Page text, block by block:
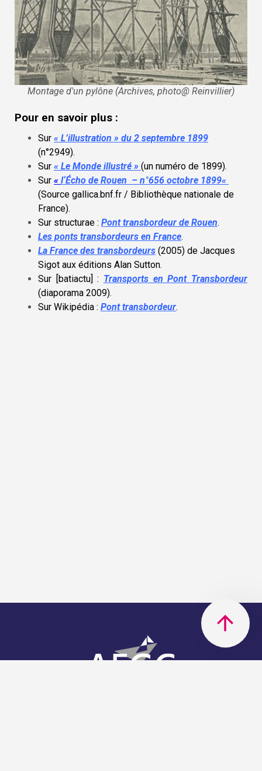
Montage d'un pylône (Archives, photo@ Reinvillier)
Pour en savoir plus :
Sur « L’illustration » du 2 septembre 1899
(n°2949).
Sur « Le Monde illustré » (un numéro de 1899).
Sur « l‘Écho de Rouen – n°656 octobre 1899«
(Source gallica.bnf.fr / Bibliothèque nationale de
France).
Sur structurae : Pont transbordeur de Rouen.
Les ponts transbordeurs en France.
La France des transbordeurs (2005) de Jacques
Sigot aux éditions Alan Sutton.
Sur [batiactu] : Transports en Pont Transbordeur
(diaporama 2009).
Sur Wikipédia : Pont transbordeur.